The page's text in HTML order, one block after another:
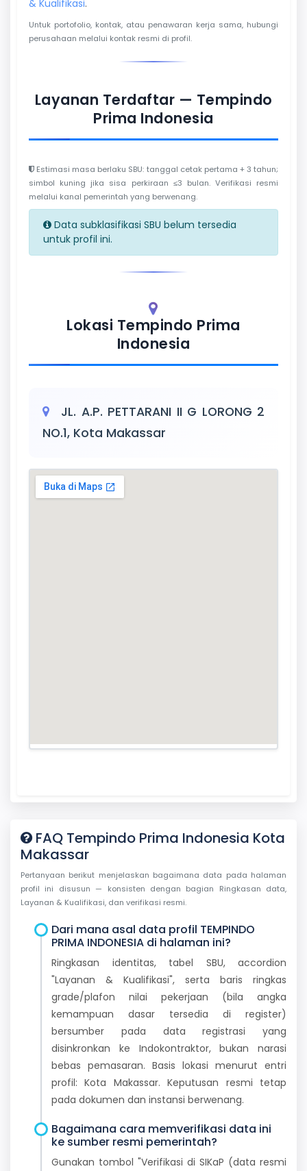
& Kualifikasi.
Untuk portofolio, kontak, atau penawaran kerja sama, hubungi
perusahaan melalui kontak resmi di profil.
Layanan Terdaftar — Tempindo
Prima Indonesia
Estimasi masa berlaku SBU: tanggal cetak pertama + 3 tahun;
simbol kuning jika sisa perkiraan ≤3 bulan. Verifikasi resmi
melalui kanal pemerintah yang berwenang.
Data subklasifikasi SBU belum tersedia
untuk profil ini.
Lokasi Tempindo Prima
Indonesia
JL. A.P. PETTARANI II G LORONG 2
NO.1, Kota Makassar
FAQ Tempindo Prima Indonesia Kota
Makassar
Pertanyaan berikut menjelaskan bagaimana data pada halaman
profil ini disusun — konsisten dengan bagian Ringkasan data,
Layanan & Kualifikasi, dan verifikasi resmi.
Dari mana asal data profil TEMPINDO
PRIMA INDONESIA di halaman ini?
Ringkasan identitas, tabel SBU, accordion
"Layanan & Kualifikasi", serta baris ringkas
grade/plafon nilai pekerjaan (bila angka
kemampuan dasar tersedia di register)
bersumber pada data registrasi yang
disinkronkan ke Indokontraktor, bukan narasi
bebas pemasaran. Basis lokasi menurut entri
profil: Kota Makassar. Keputusan resmi tetap
pada dokumen dan instansi berwenang.
Bagaimana cara memverifikasi data ini
ke sumber resmi pemerintah?
Gunakan tombol "Verifikasi di SIKaP (data resmi